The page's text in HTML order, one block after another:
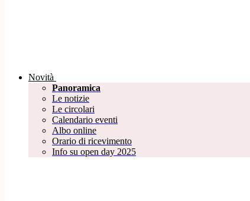
Novità
Panoramica
Le notizie
Le circolari
Calendario eventi
Albo online
Orario di ricevimento
Info su open day 2025